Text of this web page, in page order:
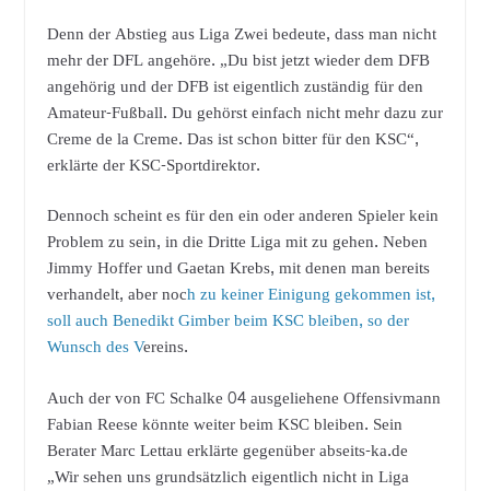
Denn der Abstieg aus Liga Zwei bedeute, dass man nicht
mehr der DFL angehöre. „Du bist jetzt wieder dem DFB
angehörig und der DFB ist eigentlich zuständig für den
Amateur-Fußball. Du gehörst einfach nicht mehr dazu zur
Creme de la Creme. Das ist schon bitter für den KSC“,
erklärte der KSC-Sportdirektor.
Dennoch scheint es für den ein oder anderen Spieler kein
Problem zu sein, in die Dritte Liga mit zu gehen. Neben
Jimmy Hoffer und Gaetan Krebs, mit denen man bereits
verhandelt, aber noch zu keiner Einigung gekommen ist,
soll auch Benedikt Gimber beim KSC bleiben, so der
Wunsch des Vereins.
Auch der von FC Schalke 04 ausgeliehene Offensivmann
Fabian Reese könnte weiter beim KSC bleiben. Sein
Berater Marc Lettau erklärte gegenüber abseits-ka.de
„Wir sehen uns grundsätzlich eigentlich nicht in Liga